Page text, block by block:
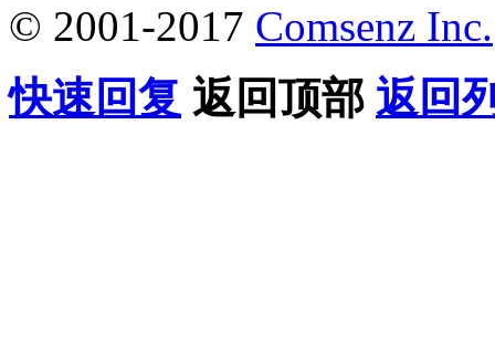
© 2001-2017 Comsenz Inc.
快速回复 返回顶部 返回